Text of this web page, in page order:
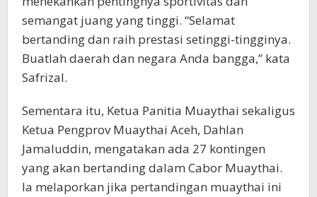
semangat juang yang tinggi. “Selamat
bertanding dan raih prestasi setinggi-tingginya.
Buatlah daerah dan negara Anda bangga,” kata
Safrizal.
Sementara itu, Ketua Panitia Muaythai sekaligus
Ketua Pengprov Muaythai Aceh, Dahlan
Jamaluddin, mengatakan ada 27 kontingen
yang akan bertanding dalam Cabor Muaythai.
Ia melaporkan jika pertandingan muaythai ini